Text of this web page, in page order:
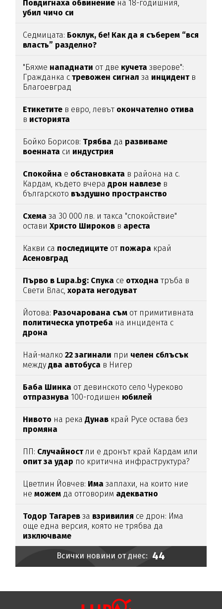
Повдигнаха обвинение на 18-годишния,
убил чичо си
Седмицата: Боклук, бе! Как да я съберем “вся
власть” разделно?
"Бяхме нападнати от две кучета зверове":
Гражданка стревожен сигнал за инцидентв
Благоевград
Етикетите в евро, левът окончателно отива
в историята
Бойко Борисов: Трябва да развиваме
военната си индустрия
Спокойна е обстановката в района на с.
Кардам, където вчерадрон навлезе в
българското въздушно пространство
Схема за 30 000 лв. и такса "спокойствие"
оставиХристо Широков в ареста
Какви са последиците от пожара край
Асеновград
Първо в Lupa.bg: Спука се отходна тръба в
Свети Влас,хората негодуват
Йотова: Разочарована съм от примитивната
политическа употреба на инцидента с
дрона
Най-малко22 загинали при челен сблъсък
междудва автобуса в Нигер
Баба Шинка от девинското село Чуреково
отпразнува 100-годишен юбилей
Нивото на рекаДунав край Русе остава без
промяна
ПП: Случайностли е дронът край Кардам или
опит за удар по критична инфраструктура?
Цветлин Йовчев: Има заплахи, на които ние
неможем да отговорим адекватно
Тодор Тагарев за взривилия се дрон: Има
още една версия, която не трябва да
изключваме
Всички новини от днес: 44